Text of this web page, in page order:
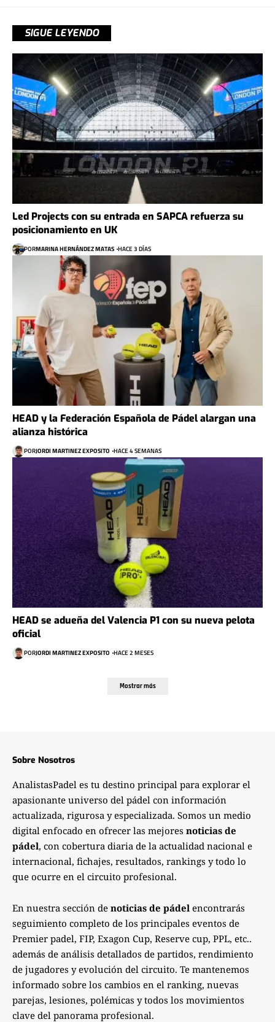
SIGUE LEYENDO
Led Projects con su entrada en SAPCA refuerza su
posicionamiento en UK
PORMARINA HERNÁNDEZ MATAS HACE 3 DÍAS
HEAD y la Federación Española de Pádel alargan una
alianza histórica
PORJORDI MARTINEZ EXPOSITO HACE 4 SEMANAS
HEAD se adueña del Valencia P1 con su nueva pelota
oficial
PORJORDI MARTINEZ EXPOSITO HACE 2 MESES
Mostrar más
Sobre Nosotros
AnalistasPadel es tu destino principal para explorar el
apasionante universo del pádel con información
actualizada, rigurosa y especializada. Somos un medio
digital enfocado en ofrecer las mejores noticias de
pádel, con cobertura diaria de la actualidad nacional e
internacional, fichajes, resultados, rankings y todo lo
que ocurre en el circuito profesional.
En nuestra sección de noticias de pádel encontrarás
seguimiento completo de los principales eventos de
Premier padel, FIP, Exagon Cup, Reserve cup, PPL, etc..
además de análisis detallados de partidos, rendimiento
de jugadores y evolución del circuito. Te mantenemos
informado sobre los cambios en el ranking, nuevas
parejas, lesiones, polémicas y todos los movimientos
clave del panorama profesional.